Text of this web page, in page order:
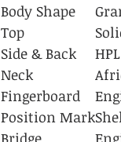
Body Shape
Top
Side & Back
Neck
Fingerboard
Position Mark
Bridge